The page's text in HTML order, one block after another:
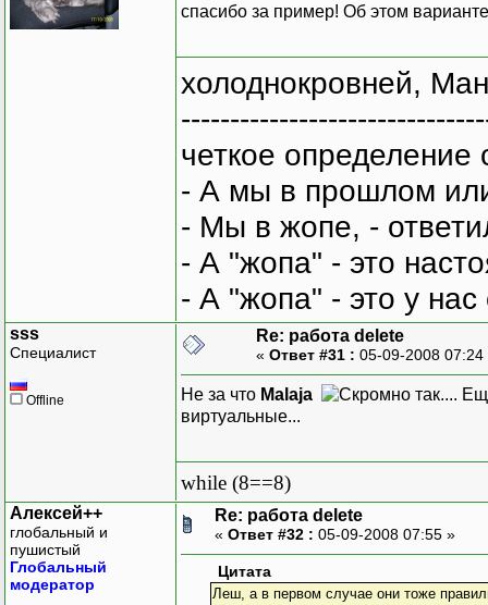
спасибо за пример! Об этом
холоднокровней,
четкое
- А мы в прошлом
- Мы в жопе, -
- А "жопа" - это
- А "жопа" - это у
sss
Специалист
Offline
Re: работа delete
« Ответ #31 : 05-09-2008
Не за что Malaja
.
виртуальные...
while (8==8)
Алексей++
глобальный и
пушистый
Глобальный
модератор
Re: работа delete
« Ответ #32 : 05-09-2008 07:55 »
Цитата
Леш, а в первом случае они тоже